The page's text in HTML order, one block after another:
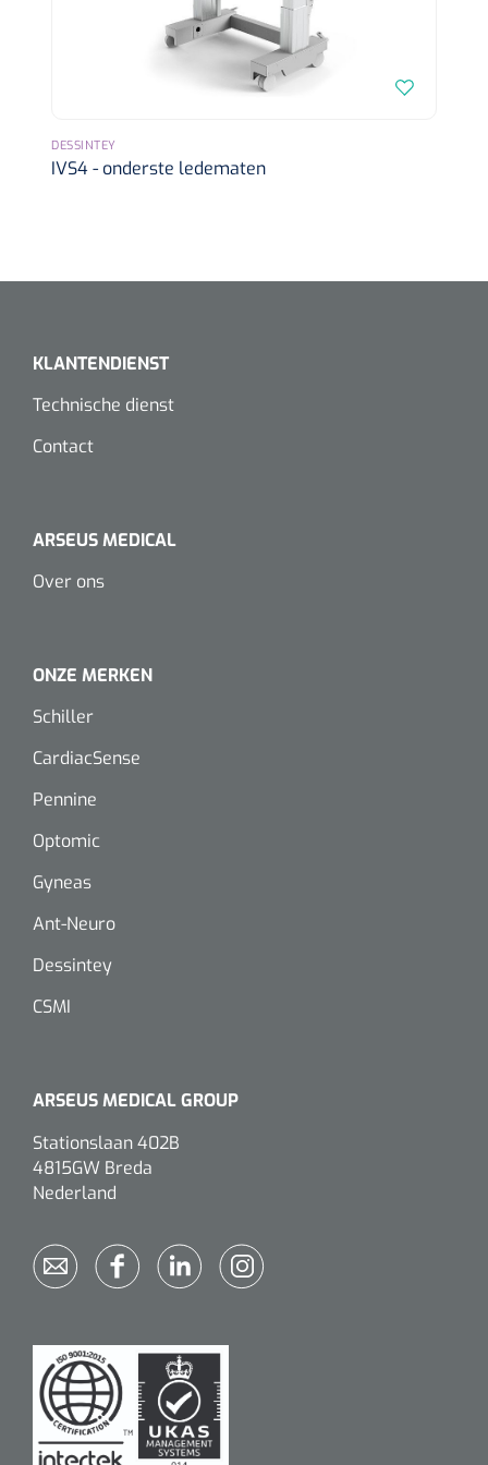
Douchetabouretten
Draaischijven
Dispenser Deb transparant - wit - chroom - 1 st
DESSINTEY
IVS4 - onderste ledematen
KLANTENDIENST
Technische dienst
Contact
ARSEUS MEDICAL
Over ons
ONZE MERKEN
Schiller
CardiacSense
Pennine
Optomic
Gyneas
Ant-Neuro
Dessintey
CSMI
ARSEUS MEDICAL GROUP
Stationslaan 402B
4815GW Breda
Nederland